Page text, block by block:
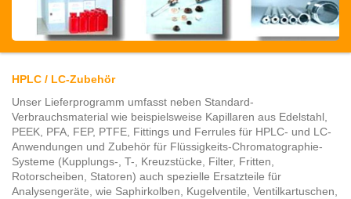
HPLC / LC-Zubehör
Unser Lieferprogramm umfasst neben Standard-
Verbrauchsmaterial wie beispielsweise Kapillaren aus Edelstahl,
PEEK, PFA, FEP, PTFE, Fittings und Ferrules für HPLC- und LC-
Anwendungen und Zubehör für Flüssigkeits-Chromatographie-
Systeme (Kupplungs-, T-, Kreuzstücke, Filter, Fritten,
Rotorscheiben, Statoren) auch spezielle Ersatzteile für
Analysengeräte, wie Saphirkolben, Kugelventile, Ventilkartuschen,